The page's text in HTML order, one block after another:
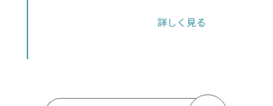
詳しく見る